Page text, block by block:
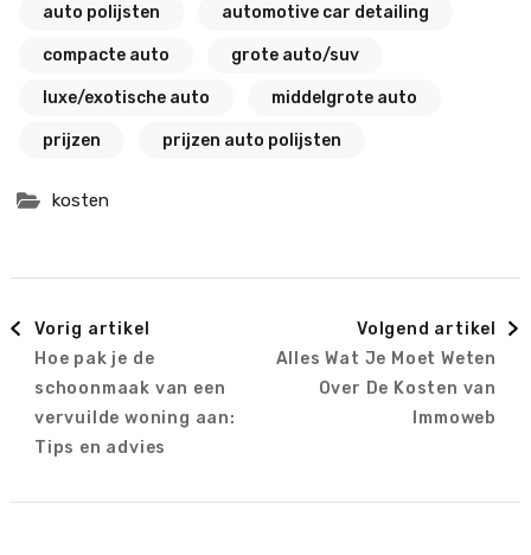
auto polijsten automotive car detailing
compacte auto grote auto/suv
luxe/exotische auto middelgrote auto
prijzen prijzen auto polijsten
kosten
Berichtnavigatie
Vorig artikel
Hoe pak je de
schoonmaak van een
vervuilde woning aan:
Tips en advies
Volgend artikel
Alles Wat Je Moet Weten
Over De Kosten van
Immoweb